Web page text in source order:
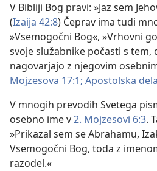
V Bibliji Bog pravi: »Jaz sem
(Izaija 42:8) Čeprav ima tudi
»Vsemogočni Bog«, »Vrhovni
svoje služabnike počasti s tem,
nagovarjajo z njegovim
Mojzesova 17:1; Apostolska
V mnogih prevodih Svetega
osebno ime v2. Mojzesovi 6:3.
»Prikazal sem se Abrahamu,
Vsemogočni Bog, toda z
razodel.«